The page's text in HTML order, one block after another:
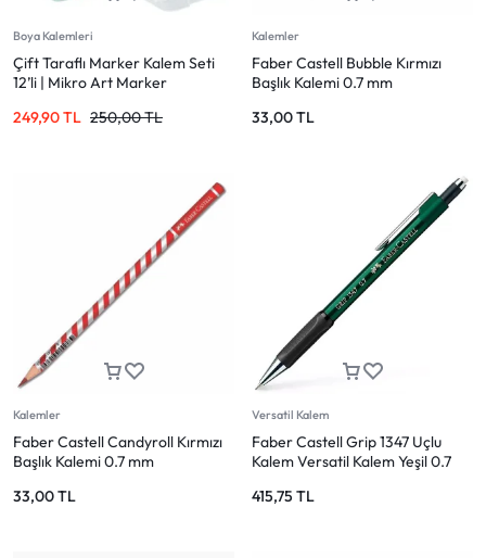
Boya Kalemleri
Çift Taraflı Marker Kalem Seti
12’li | Mikro Art Marker
250,00TL
249,90TL
Kalemler
Faber Castell Bubble Kırmızı
Başlık Kalemi 0.7 mm
33,00TL
Kalemler
Faber Castell Candyroll Kırmızı
Başlık Kalemi 0.7 mm
33,00TL
Versatil Kalem
Faber Castell Grip 1347 Uçlu
Kalem Versatil Kalem Yeşil 0.7
415,75 TL